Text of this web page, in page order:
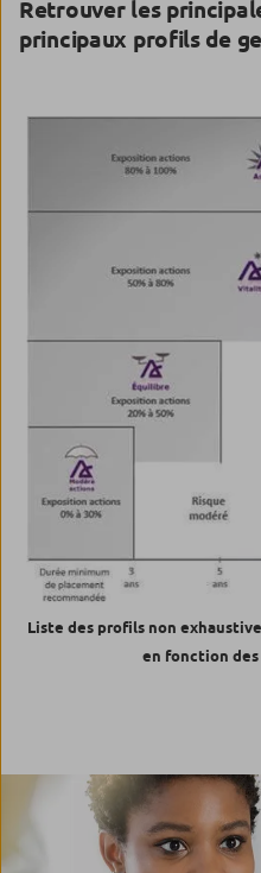
Retrouver les
principaux profils de
Liste des profils non
en fonction